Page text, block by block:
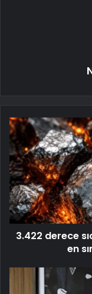
3.422 derece
en